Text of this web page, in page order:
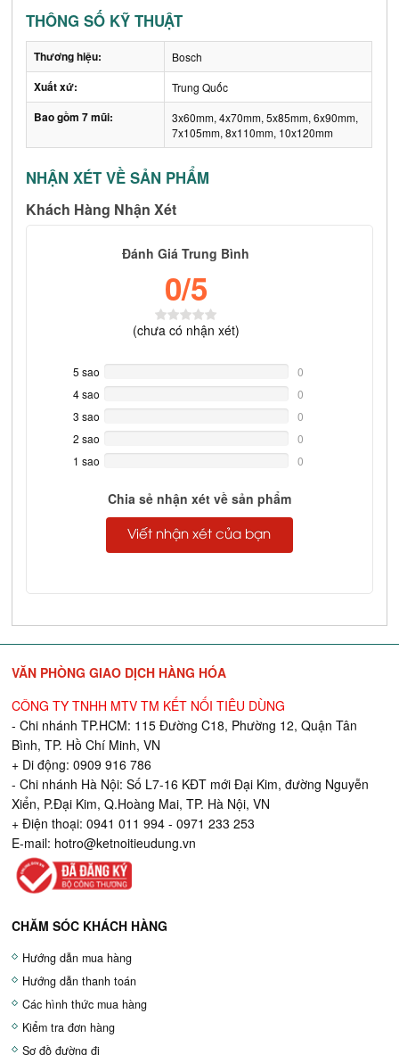
THÔNG SỐ KỸ THUẬT
Thương hiệu: Bosch
Xuất xứ: Trung Quốc
Bao gồm 7 mũi:
3x60mm, 4x70mm, 5x85mm, 6x90mm,
7x105mm, 8x110mm, 10x120mm
NHẬN XÉT VỀ SẢN PHẨM
Khách Hàng Nhận Xét
Đánh Giá Trung Bình
0/5
(chưa có nhận xét)
5 sao
Complete
0
4 sao
Complete
0
3 sao
Complete
0
2 sao
Complete
0
1 sao
0
Chia sẻ nhận xét về sản phẩm
Viết nhận xét của bạn
VĂN PHÒNG GIAO DỊCH HÀNG HÓA
CÔNG TY TNHH MTV TM KẾT NỐI TIÊU DÙNG
- Chi nhánh TP.HCM: 115 Đường C18, Phường 12, Quận Tân
Bình, TP. Hồ Chí Minh, VN
+ Di động: 0909 916 786
- Chi nhánh Hà Nội: Số L7-16 KĐT mới Đại Kim, đường Nguyễn
Xiển, P.Đại Kim, Q.Hoàng Mai, TP. Hà Nội, VN
+ Điện thoại: 0941 011 994 - 0971 233 253
E-mail: hotro@ketnoitieudung.vn
CHĂM SÓC KHÁCH HÀNG
Hướng dẫn mua hàng
Hướng dẫn thanh toán
Các hình thức mua hàng
Kiểm tra đơn hàng
Sơ đồ đường đi